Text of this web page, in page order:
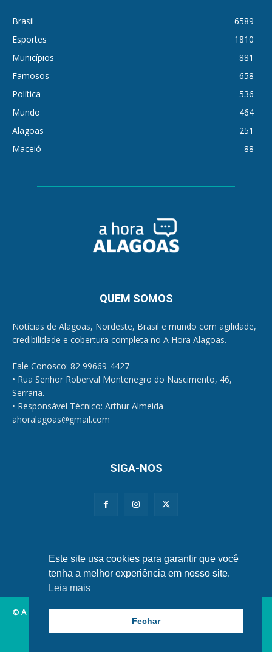
Brasil
6589
Esportes
1810
Municípios
881
Famosos
658
Política
536
Mundo
464
Alagoas
251
Maceió
88
QUEM SOMOS
Notícias de Alagoas, Nordeste, Brasil e mundo com agilidade,
credibilidade e cobertura completa no A Hora Alagoas.
Fale Conosco: 82 99669-4427
• Rua Senhor Roberval Montenegro do Nascimento, 46,
Serraria.
• Responsável Técnico: Arthur Almeida -
ahoralagoas@gmail.com
SIGA-NOS
© A Hora Alagoas.
Alagoas Municípios Nordeste Política Brasil
Mundo
Este site usa cookies para garantir que você
tenha a melhor experiência em nosso site.
Leia mais
Fechar